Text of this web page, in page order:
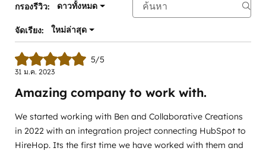
กรองรีวิว: ดาวทั้งหมด
จัดเรียง: ใหม่ล่าสุด
5/5
31 ม.ค. 2023
Amazing company to work with.
We started working with Ben and Collaborative Creations
in 2022 with an integration project connecting HubSpot to
HireHop. Its the first time we have worked with them and